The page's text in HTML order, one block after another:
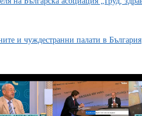
и чуждестранни палати в България